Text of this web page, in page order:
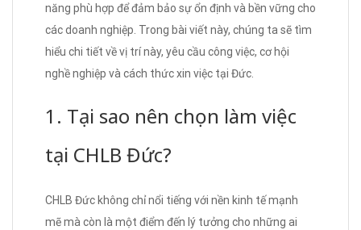
năng phù hợp để đảm bảo sự ổn định và bền vững cho
các doanh nghiệp. Trong bài viết này, chúng ta sẽ tìm
hiểu chi tiết về vị trí này, yêu cầu công việc, cơ hội
nghề nghiệp và cách thức xin việc tại Đức.
1. Tại sao nên chọn làm việc
tại CHLB Đức?
CHLB Đức không chỉ nổi tiếng với nền kinh tế mạnh
mẽ mà còn là một điểm đến lý tưởng cho những ai